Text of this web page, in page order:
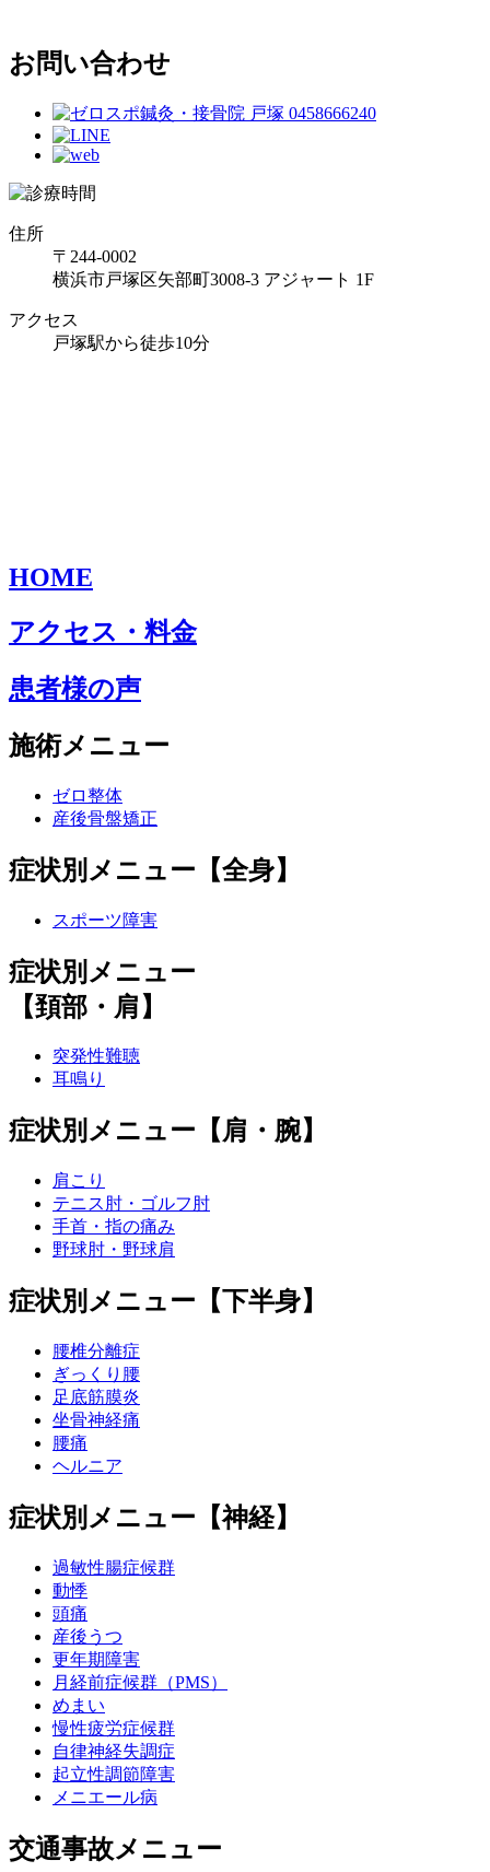
お問い合わせ
住所
〒244-0002
横浜市戸塚区矢部町3008-3 アジャート 1F
アクセス
戸塚駅から徒歩10分
HOME
アクセス・料金
患者様の声
施術メニュー
ゼロ整体
産後骨盤矯正
症状別メニュー【全身】
スポーツ障害
症状別メニュー
【頚部・肩】
突発性難聴
耳鳴り
症状別メニュー【肩・腕】
肩こり
テニス肘・ゴルフ肘
手首・指の痛み
野球肘・野球肩
症状別メニュー【下半身】
腰椎分離症
ぎっくり腰
足底筋膜炎
坐骨神経痛
腰痛
ヘルニア
症状別メニュー【神経】
過敏性腸症候群
動悸
頭痛
産後うつ
更年期障害
月経前症候群（PMS）
めまい
慢性疲労症候群
自律神経失調症
起立性調節障害
メニエール病
交通事故メニュー